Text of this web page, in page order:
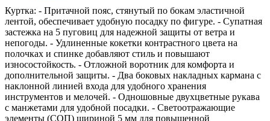
Куртка: - Притачной пояс, стянутый по бокам эластичной
лентой, обеспечивает удобную посадку по фигуре. - Супатная
застежка на 5 пуговиц для надежной защиты от ветра и
непогоды. - Удлиненные кокетки контрастного цвета на
полочках и спинке добавляют стиль и повышают
износостойкость. - Отложной воротник для комфорта и
дополнительной защиты. - Два боковых накладных кармана с
наклонной линией входа для удобного хранения
инструментов и мелочей. - Одношовные двухцветные рукава
с манжетами для удобной посадки. - Светоотражающие
элементы (СОП) шириной 5 мм для повышенной